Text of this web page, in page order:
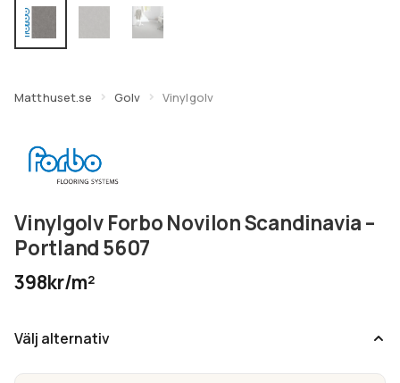
Matthuset.se Golv Vinylgolv
Vinylgolv Forbo Novilon Scandinavia –
Portland 5607
398kr/m²
Välj alternativ